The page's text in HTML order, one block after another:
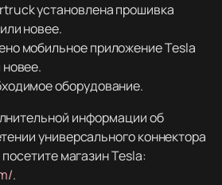
установлена прошивка
новее.
мобильное приложение Tesla
новее.
оборудование.
информации об
универсального коннектора
магазин Tesla:
.